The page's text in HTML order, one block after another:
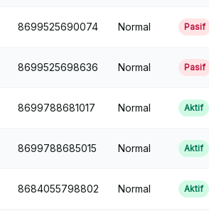
8699525690074 Normal Pasif
8699525698636 Normal Pasif
8699788681017 Normal Aktif
8699788685015 Normal Aktif
8684055798802 Normal Aktif